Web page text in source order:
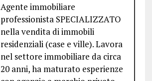
Agente immobiliare
professionista SPECIALIZZATO
nella vendita di immobili
residenziali (case e ville). Lavora
nel settore immobiliare da circa
20 anni, ha maturato esperienze